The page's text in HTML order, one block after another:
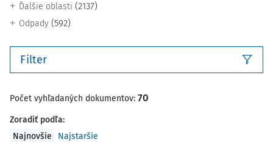
Ďalšie oblasti (2137)
Odpady (592)
Filter
Počet vyhľadaných dokumentov: 70
Zoradiť podľa:
Najnovšie
Najstaršie